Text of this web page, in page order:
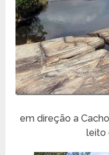
em direção a
leito